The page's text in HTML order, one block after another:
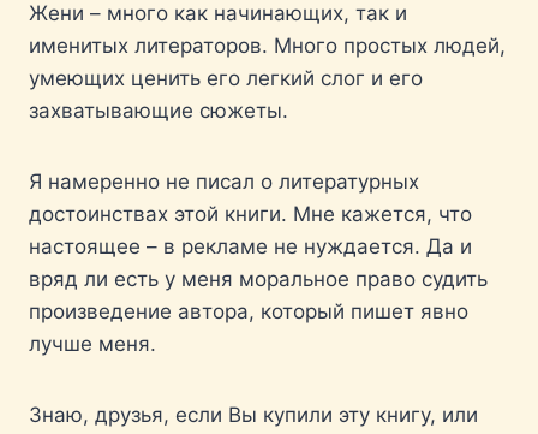
Жени – много как начинающих, так и
именитых литераторов. Много простых людей,
умеющих ценить его легкий слог и его
захватывающие сюжеты.
Я намеренно не писал о литературных
достоинствах этой книги. Мне кажется, что
настоящее – в рекламе не нуждается. Да и
вряд ли есть у меня моральное право судить
произведение автора, который пишет явно
лучше меня.
Знаю, друзья, если Вы купили эту книгу, или